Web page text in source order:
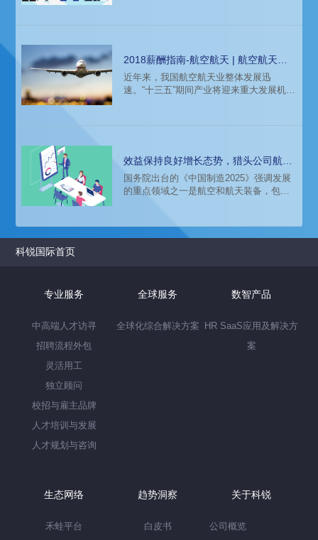
公司科锐国际的薪酬报告对航空航天行业
的人才招聘需求和薪酬趋势的分析预测，
供企业和猎头招聘参考。
2018薪酬指南-航空航天 | 航空航天行
业整体发展迅速
近年来，我国航空航天业整体发展迅
速。“十三五”期间产业将迎来重大发展机
空领域，就将为航空航天行业带来价值万
亿的市场。未来，航空航天的人才需求和
薪酬会发生什么样的变化？知名猎头公司
科锐国际发布的薪酬报告来解答：
效益保持良好增长态势，猎头公司航空
航天行业人才薪酬报告
国务院出台的《中国制造2025》强调发展
的重点领域之一是航空和航天装备，包括
形成自主完整的航空产业链。本文带来知
名猎头公司科锐国际发布的薪酬报告中航
科锐国际首页
专业服务
中高端人才访寻
招聘流程外包
灵活用工
独立顾问
校招与雇主品牌
人才培训与发展
人才规划与咨询
全球服务
全球化综合解决方案
数智产品
HR SaaS应用及解决方
案
生态网络
禾蛙平台
趋势洞察
白皮书
关于科锐
公司概览